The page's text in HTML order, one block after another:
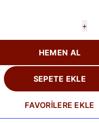
+
HEMEN AL
SEPETE EKLE
FAVORİLERE EKLE